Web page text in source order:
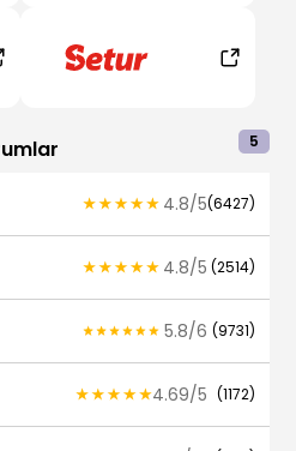
5
4.8/5(6427)
4.8/5 (2514)
5.8/6 (9731)
4.69/5 (1172)